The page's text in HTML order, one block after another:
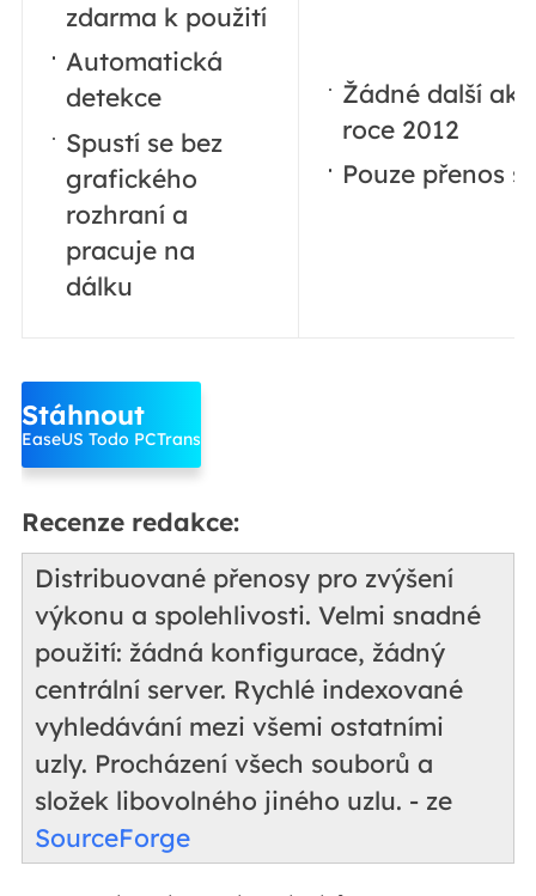
zdarma k použití
Automatická
detekce
Spustí se bez
grafického
rozhraní a
pracuje na
dálku
Žádné další
roce 2012
Pouze přenos
Stáhnout
EaseUS Todo PCTrans
Recenze redakce:
Distribuované přenosy pro zvýšení
výkonu a spolehlivosti. Velmi snadné
použití: žádná konfigurace, žádný
centrální server. Rychlé indexované
vyhledávání mezi všemi ostatními
uzly. Procházení všech souborů a
složek libovolného jiného uzlu. - ze
SourceForge